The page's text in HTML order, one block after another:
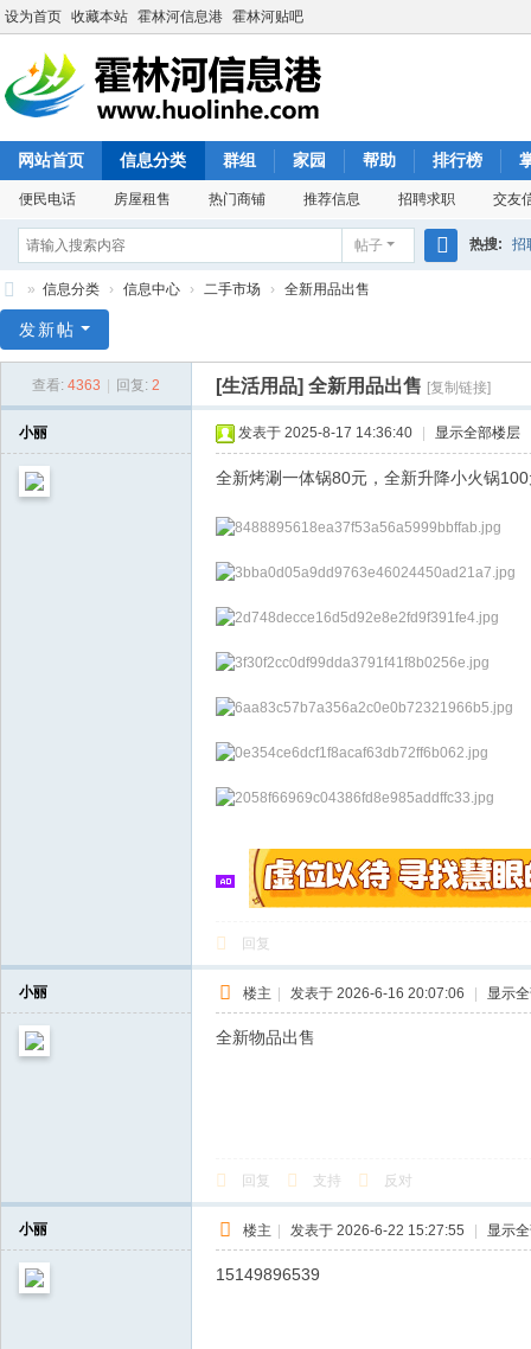
设为首页 收藏本站 霍林河信息港 霍林河贴吧
网站首页 信息分类 群组 家园 帮助 排行榜
便民电话 房屋租售 热门商铺 推荐信息 招聘求职 交友
帖子 热搜: 招
林
» 信息分类 › 信息中心 › 二手市场 › 全新用品出售
发新帖
查看: 4363 回复: 2 [生活用品] 全新用品出售 [复制链接]
小丽 发表于 2025-8-17 14:36:40 显示全部楼层
全新烤涮一体锅80元，全新升降小火锅
回复
小丽 楼主 | 发表于 2026-6-16 20:07:06 | 显示
全新物品出售
回复 支持 反对
小丽 楼主 | 发表于 2026-6-22 15:27:55 | 显示
15149896539